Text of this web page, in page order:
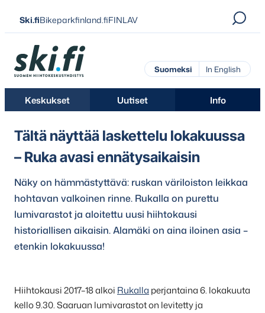
Siirry
suoraan
sisältöön
Ski.fiBikeparkfinland.fiFINLAV
Ski.fi
Suomeksi In English
Keskukset Uutiset Info
Tältä näyttää laskettelu lokakuussa
– Ruka avasi ennätysaikaisin
Näky on hämmästyttävä: ruskan väriloiston leikkaa
hohtavan valkoinen rinne. Rukalla on purettu
lumivarastot ja aloitettu uusi hiihtokausi
historiallisen aikaisin. Alamäki on aina iloinen asia –
etenkin lokakuussa!
Hiihtokausi 2017–18 alkoi Rukalla perjantaina 6. lokakuuta
kello 9.30. Saaruan lumivarastot on levitetty ja